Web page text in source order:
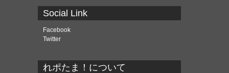
Social Link
Facebook
Twitter
れポたま！について